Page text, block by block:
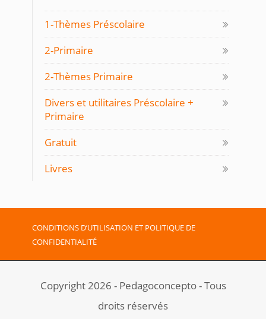
1-Thèmes Préscolaire
2-Primaire
2-Thèmes Primaire
Divers et utilitaires Préscolaire +
Primaire
Gratuit
Livres
CONDITIONS D’UTILISATION ET POLITIQUE DE
CONFIDENTIALITÉ
Copyright 2026 - Pedagoconcepto - Tous
droits réservés